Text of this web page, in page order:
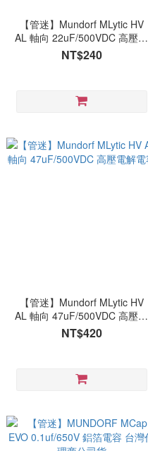
【管迷】Mundorf MLytic HV
AL 軸向 22uF/500VDC 高壓電
解電容
NT$240
【管迷】Mundorf MLytic HV
AL 軸向 47uF/500VDC 高壓電
解電容
NT$420